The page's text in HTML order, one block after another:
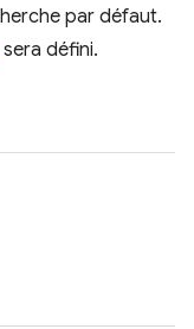
par défaut.
sera défini.